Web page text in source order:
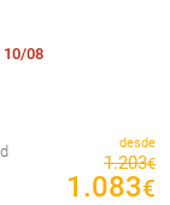
10/08
desde
1.203€
1 .083€